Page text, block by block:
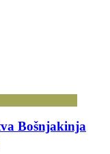
Bošnjakinja